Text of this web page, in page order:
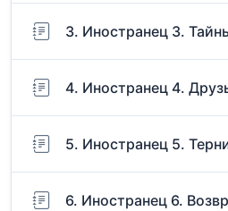
3. Иностранец 3.
4. Иностранец 4.
5. Иностранец 5.
6. Иностранец 6.